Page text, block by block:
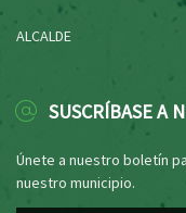
ALCALDE
SUSCRÍBASE A
Únete a nuestro boletín
nuestro municipio.